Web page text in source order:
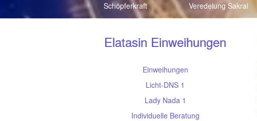
Schöpferkraft Veredelung Sakral
Elatasin Einweihungen
Einweihungen
Licht-DNS 1
Lady Nada 1
Individuelle Beratung
Elatasin Einweihungen